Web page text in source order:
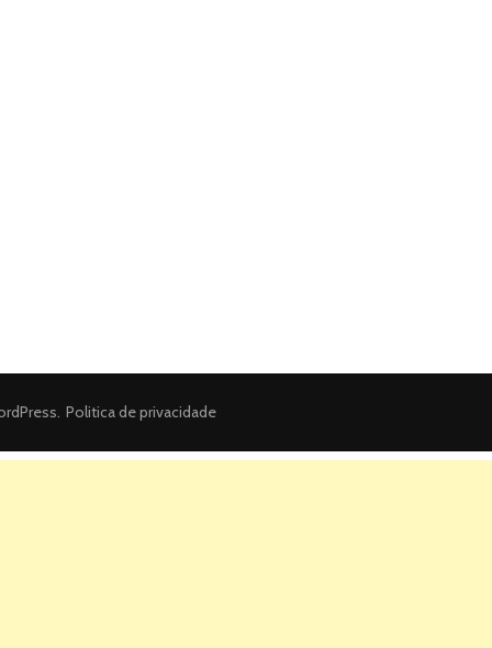
. Politica de privacidade